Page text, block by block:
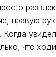
правую
Когда
что